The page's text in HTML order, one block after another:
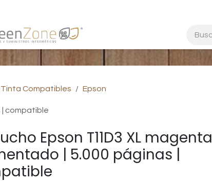
Compatibles Epson
| compatible
Epson T11D3 XL magenta
| 5.000 páginas |